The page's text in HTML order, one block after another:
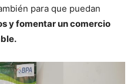
para que puedan
y fomentar un comercio